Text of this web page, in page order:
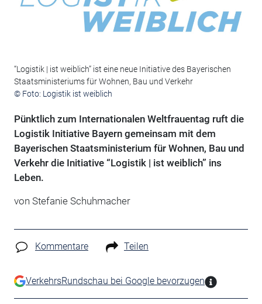
“Logistik | ist weiblich” ist eine neue Initiative des Bayerischen
Staatsministeriums für Wohnen, Bau und Verkehr
© Foto: Logistik ist weiblich
Pünktlich zum Internationalen Weltfrauentag ruft die
Logistik Initiative Bayern gemeinsam mit dem
Bayerischen Staatsministerium für Wohnen, Bau und
Verkehr die Initiative “Logistik | ist weiblich” ins
Leben.
von Stefanie Schuhmacher
Kommentare Teilen
VerkehrsRundschau bei Google bevorzugen